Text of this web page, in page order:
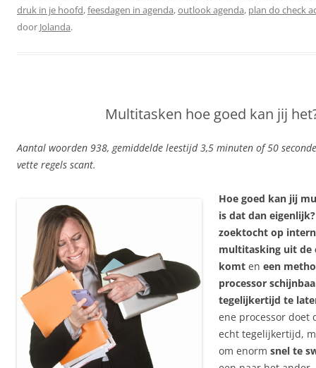
druk in je hoofd,feesdagen in agenda,outlook agenda, plan do check
door Jolanda.
Multitasken hoe goed kan jij
Aantal woorden 938, gemiddelde leestijd 3,5 minuten of 50
vette regels scant.
Hoe goed kan jij
is dat dan
zoektocht op
multitasking uit de
komt en een
processor
tegelijkertijd te
ene processor doet
echt tegelijkertijd,
om enorm snel te